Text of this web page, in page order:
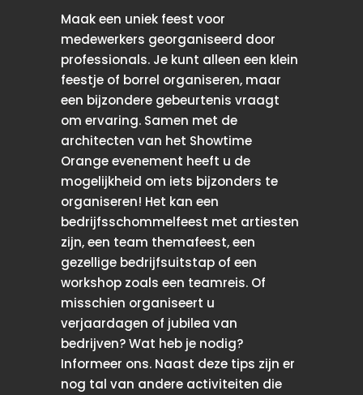
Maak een uniek feest voor
medewerkers georganiseerd door
professionals. Je kunt alleen een klein
feestje of borrel organiseren, maar
een bijzondere gebeurtenis vraagt ​​
om ervaring. Samen met de
architecten van het Showtime
Orange evenement heeft u de
mogelijkheid om iets bijzonders te
organiseren! Het kan een
bedrijfsschommelfeest met artiesten
zijn, een team themafeest, een
gezellige bedrijfsuitstap of een
workshop zoals een teamreis. Of
misschien organiseert u
verjaardagen of jubilea van
bedrijven? Wat heb je nodig?
Informeer ons. Naast deze tips zijn er
nog tal van andere activiteiten die